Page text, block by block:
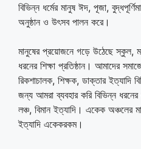
বিভিন্ন ধর্মের মানুষ ঈদ, পূজা,
অনুষ্ঠান ও উৎসব পালন করে।
মানুষের প্রয়োজনে গড়ে উঠেছে স্কুল,
ধরনের শিক্ষা প্রতিষ্ঠান। আমাদের
রিকশাচালক, শিক্ষক, ডাক্তার ইত্যাদি
জন্য আমরা ব্যবহার করি বিভিন্ন ধরনের
লঞ্চ, বিমান ইত্যাদি। একেক অঞ্চলের
ইত্যাদি একেকরকম।